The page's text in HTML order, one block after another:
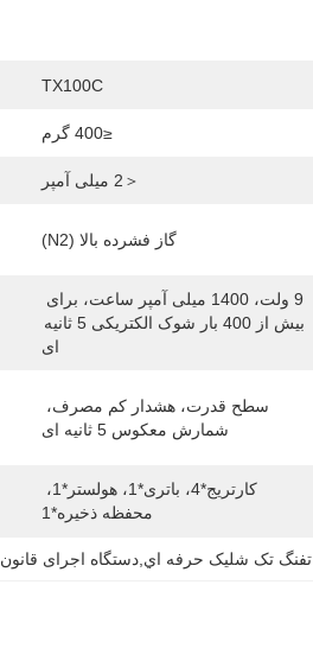
TX100C
≤400 گرم
＜2 میلی آمپر
گاز فشرده بالا (N2)
ای
شمارش معکوس 5 ثانیه ای
محفظه ذخیره*1
تفنگ تک شليک حرفه اي,دستگاه اجرای قانون